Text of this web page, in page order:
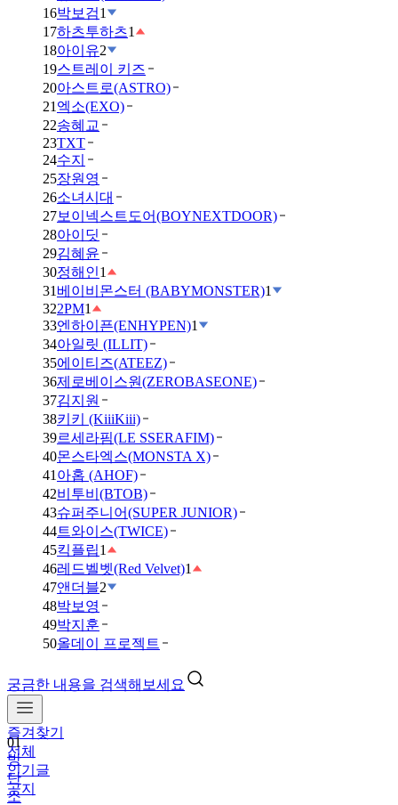
16박보검1
17하츠투하츠1
18아이유2
19스트레이 키즈
20아스트로(ASTRO)
21 엑소(EXO)
22송혜교
23TXT
24수지
25장원영
26소녀시대
27보이넥스트도어(BOYNEXTDOOR)
28아이딧
29김혜윤
30정해인1
31 베이비몬스터 (BABYMONSTER)1
322PM1
33엔하이픈(ENHYPEN)1
34아일릿 (ILLIT)
35에이티즈(ATEEZ)
36제로베이스원(ZEROBASEONE)
37김지원
38키키 (KiiiKiii)
39르세라핌(LE SSERAFIM)
40몬스타엑스(MONSTA X)
41 아홉 (AHOF)
42비투비(BTOB)
43슈퍼주니어(SUPER JUNIOR)
44트와이스(TWICE)
45킥플립1
46레드벨벳(Red Velvet)1
47앤더블2
48박보영
49박지훈
50올데이 프로젝트
궁금한 내용을 검색해보세요
즐겨찾기
전체
인기글
공지
01
방
탄
소